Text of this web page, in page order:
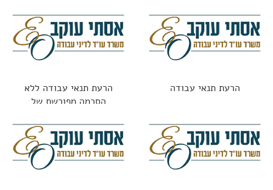
הרעת תנאי עבודה
הרעת תנאי עבודה ללא
הסכמה מפורשת של